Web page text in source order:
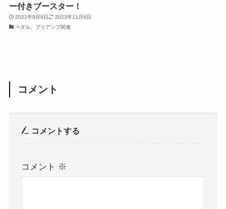
ー付きブースター！
2021年9月9日
2023年11月6日
ペダル、プリアンプ関連
コメント
コメントする
コメント ※